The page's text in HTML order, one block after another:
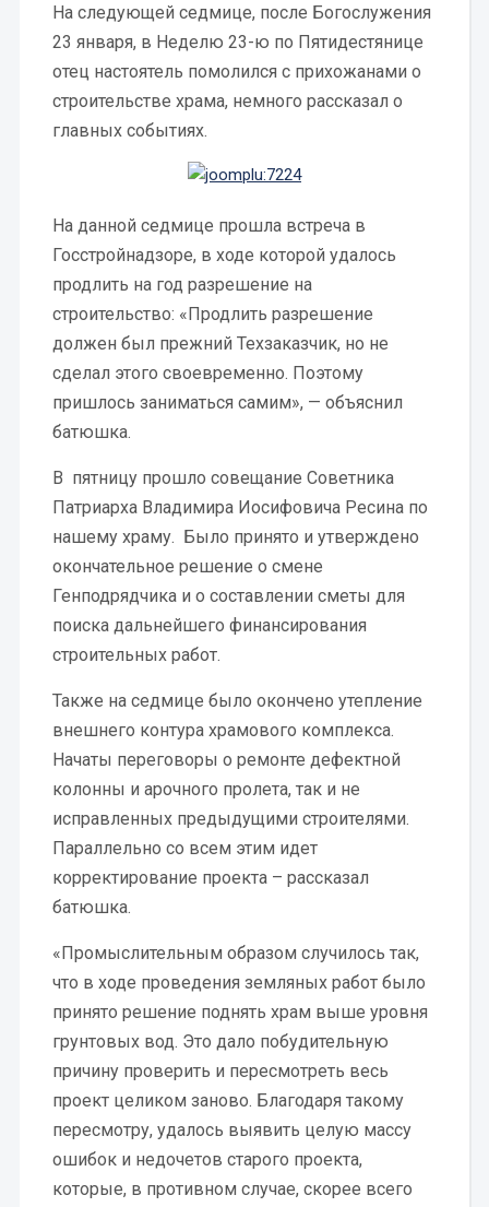
На следующей седмице, после Богослужения
23 января, в Неделю 23-ю по Пятидестянице
отец настоятель помолился с прихожанами о
строительстве храма, немного рассказал о
главных событиях.
На данной седмице прошла встреча в
Госстройнадзоре, в ходе которой удалось
продлить на год разрешение на
строительство: «Продлить разрешение
должен был прежний Техзаказчик, но не
сделал этого своевременно. Поэтому
пришлось заниматься самим», — объяснил
батюшка.
В пятницу прошло совещание Советника
Патриарха Владимира Иосифовича Ресина по
нашему храму. Было принято и утверждено
окончательное решение о смене
Генподрядчика и о составлении сметы для
поиска дальнейшего финансирования
строительных работ.
Также на седмице было окончено утепление
внешнего контура храмового комплекса.
Начаты переговоры о ремонте дефектной
колонны и арочного пролета, так и не
исправленных предыдущими строителями.
Параллельно со всем этим идет
корректирование проекта – рассказал
батюшка.
«Промыслительным образом случилось так,
что в ходе проведения земляных работ было
принято решение поднять храм выше уровня
грунтовых вод. Это дало побудительную
причину проверить и пересмотреть весь
проект целиком заново. Благодаря такому
пересмотру, удалось выявить целую массу
ошибок и недочетов старого проекта,
которые, в противном случае, скорее всего